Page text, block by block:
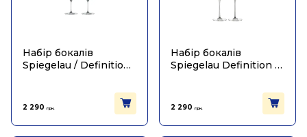
Набір бокалів
Spiegelau / Definition
Бургундія 960мл (2шт
в пак)
2 290 грн.
Набір бокалів
Spiegelau Definition /
250 мл (2шт в пак)
2 290 грн.